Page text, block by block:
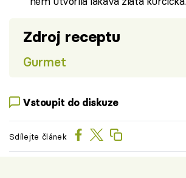
Zdroj receptu
Gurmet
Vstoupit do diskuze
Sdílejte článek